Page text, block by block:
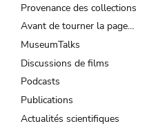
Provenance des collections
Avant de tourner la page…
MuseumTalks
Discussions de films
Podcasts
Publications
Actualités scientifiques